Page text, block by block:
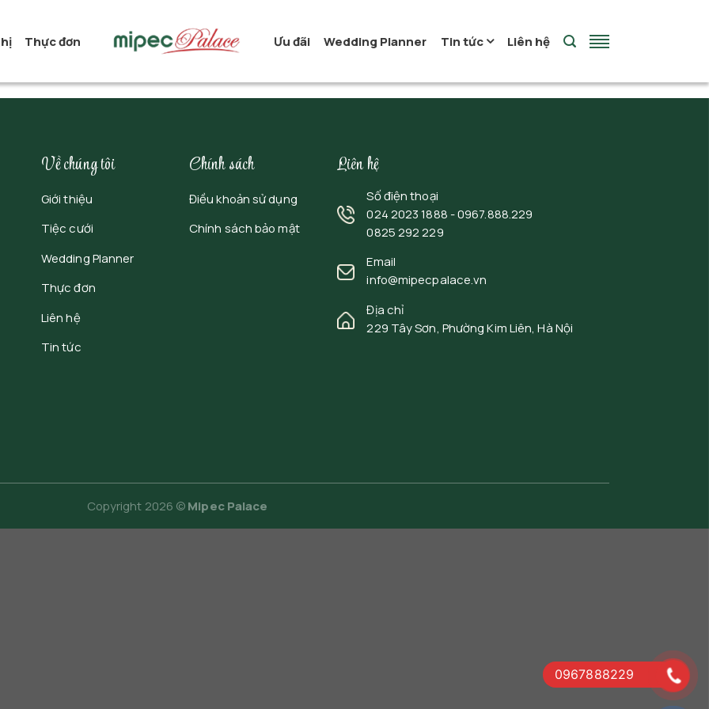
Thực đơn Ưu đãi Wedding Planner Tin tức Liên hệ
Về chúng tôi
Giới thiệu
Tiệc cưới
Wedding Planner
Thực đơn
Liên hệ
Tin tức
Chính sách
Điều khoản sử dụng
Chính sách bảo mật
Liên hệ
Số điện thoại
024 2023 1888 - 0967.888.229
0825 292 229
Email
info@mipecpalace.vn
Địa chỉ
229 Tây Sơn, Phường Kim Liên, Hà Nội
Copyright 2026 © Mipec Palace
0967888229